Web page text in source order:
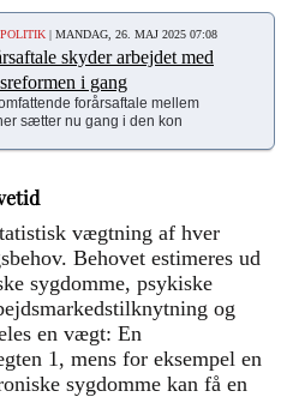
| MANDAG, 26. MAJ 2025 07:08
skyder arbejdet med
i gang
forårsaftale mellem
sætter nu gang i den kon
vægtning af hver
Behovet estimeres ud
sygdomme, psykiske
og
en vægt: En
1, mens for eksempel en
sygdomme kan få en